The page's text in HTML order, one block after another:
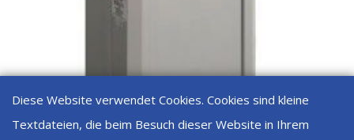
Diese Website verwendet Cookies. Cookies sind kleine
Textdateien, die beim Besuch dieser Website in Ihrem